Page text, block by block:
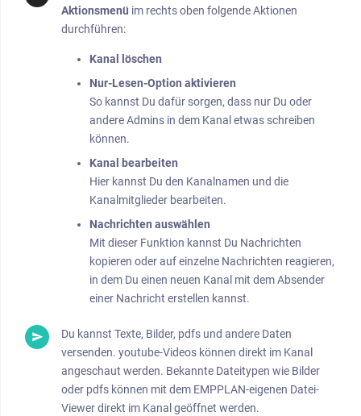
Aktionsmenü im rechts oben folgende Aktionen
durchführen:
Kanal löschen
Nur-Lesen-Option aktivieren
So kannst Du dafür sorgen, dass nur Du oder
andere Admins in dem Kanal etwas schreiben
können.
Kanal bearbeiten
Hier kannst Du den Kanalnamen und die
Kanalmitglieder bearbeiten.
Nachrichten auswählen
Mit dieser Funktion kannst Du Nachrichten
kopieren oder auf einzelne Nachrichten reagieren,
in dem Du einen neuen Kanal mit dem Absender
einer Nachricht erstellen kannst.
Du kannst Texte, Bilder, pdfs und andere Daten
versenden. youtube-Videos können direkt im Kanal
angeschaut werden. Bekannte Dateitypen wie Bilder
oder pdfs können mit dem EMPPLAN-eigenen Datei-
Viewer direkt im Kanal geöffnet werden.